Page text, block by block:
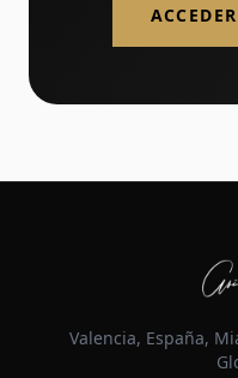
Valencia, España,